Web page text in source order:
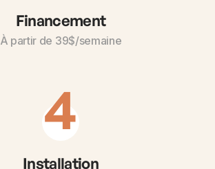
Financement
À partir de 39$/semaine
4
Installation